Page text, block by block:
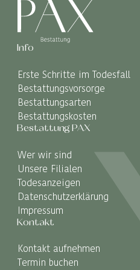
Info
Erste Schritte im Todesfall
Bestattungsvorsorge
Bestattungsarten
Bestattungskosten
Bestattung PAX
Wer wir sind
Unsere Filialen
Todesanzeigen
Datenschutzerklärung
Impressum
Kontakt
Kontakt aufnehmen
Termin buchen